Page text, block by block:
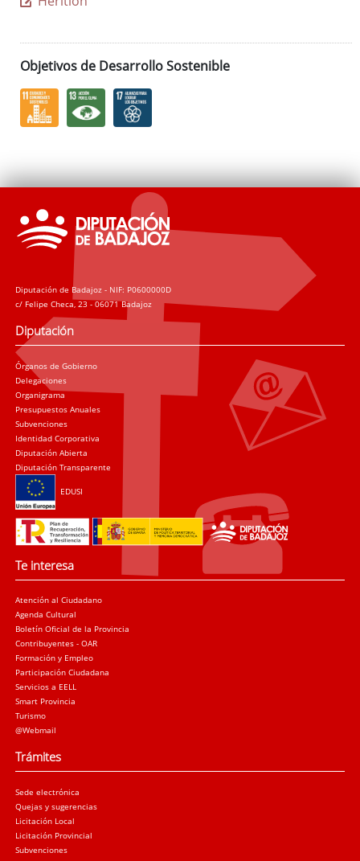
Objetivos de Desarrollo Sostenible
Diputación de Badajoz - NIF: P0600000D
c/ Felipe Checa, 23 - 06071 Badajoz
Diputación
Órganos de Gobierno
Delegaciones
Organigrama
Presupuestos Anuales
Subvenciones
Identidad Corporativa
Diputación Abierta
Diputación Transparente
EDUSI
Te interesa
Atención al Ciudadano
Agenda Cultural
Boletín Oficial de la Provincia
Contribuyentes - OAR
Formación y Empleo
Participación Ciudadana
Servicios a EELL
Smart Provincia
Turismo
@Webmail
Trámites
Sede electrónica
Quejas y sugerencias
Licitación Local
Licitación Provincial
Subvenciones